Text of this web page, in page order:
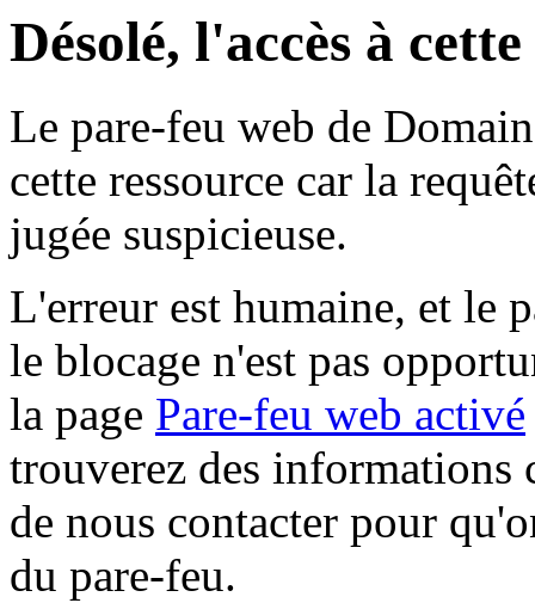
Désolé, l'accès à
Le pare-feu web de
cette ressource car la
jugée suspicieuse.
L'erreur est humaine, et le
le blocage n'est pas
la page Pare-feu web activé
trouverez des informations
de nous contacter pour
du pare-feu.